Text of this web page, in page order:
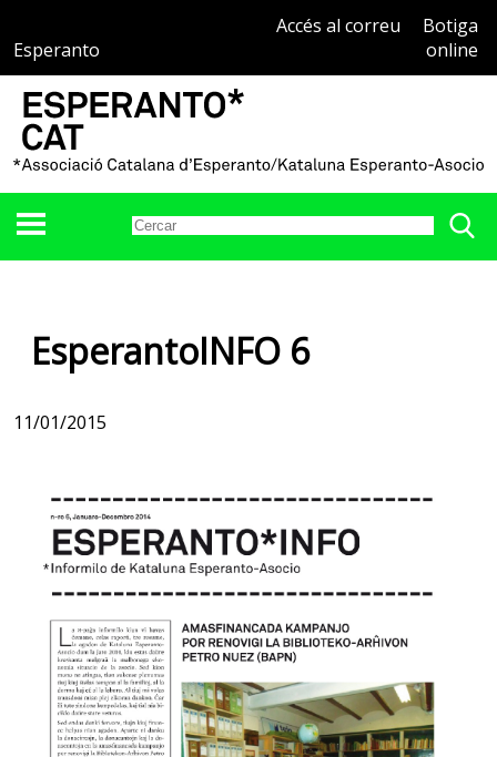
Esperanto
Accés al correu
Botiga
online
EsperantoINFO 6
11/01/2015